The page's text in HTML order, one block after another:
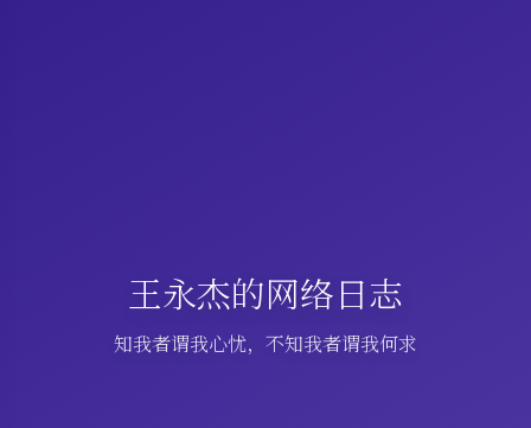
王永杰的网络日志
知我者谓我心忧，不知我者谓我何求